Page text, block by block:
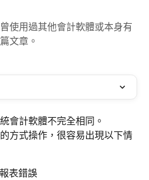
使用過其他會計軟體或本身有
文章。
會計軟體不完全相同。
方式操作，很容易出現以下情
表錯誤